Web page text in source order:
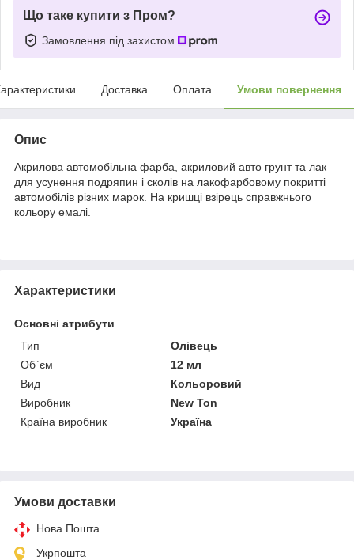
Що таке купити з Пром?
Замовлення під захистом
Доставка Оплата Умови повернення
Опис
Акрилова автомобільна фарба, акриловий авто грунт та лак
для усунення подряпин і сколів на лакофарбовому покритті
автомобілів різних марок. На кришці взірець справжнього
кольору емалі.
Характеристики
Основні атрибути
Тип
Олівець
Об`єм
12 мл
Вид
Кольоровий
Виробник
New Ton
Країна виробник
Україна
Умови доставки
Нова Пошта
Укрпошта